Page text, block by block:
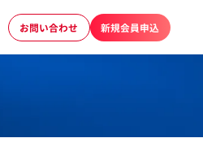
お問い合わせ 新規会員申込